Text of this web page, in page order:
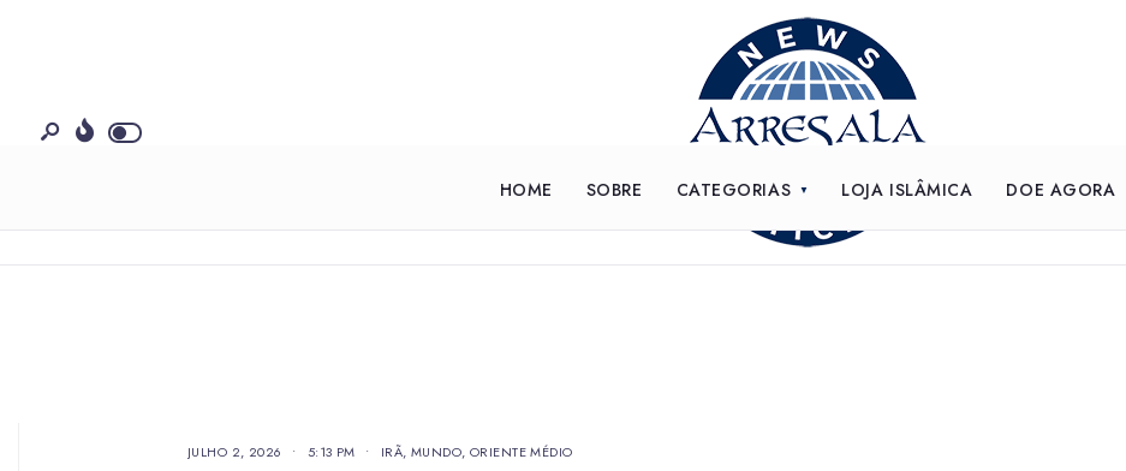
HOME SOBRE CATEGORIAS LOJA ISLÂMICA DOE AGORA
JULHO 2, 2026 • 5:13 PM • IRÃ, MUNDO, ORIENTE MÉDIO